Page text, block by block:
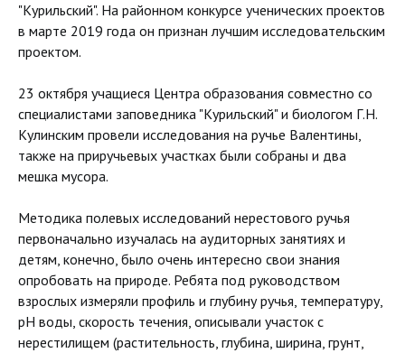
"Курильский". На районном конкурсе ученических проектов
в марте 2019 года он признан лучшим исследовательским
проектом.
23 октября учащиеся Центра образования совместно со
специалистами заповедника "Курильский" и биологом Г.Н.
Кулинским провели исследования на ручье Валентины,
также на приручьевых участках были собраны и два
мешка мусора.
Методика полевых исследований нерестового ручья
первоначально изучалась на аудиторных занятиях и
детям, конечно, было очень интересно свои знания
опробовать на природе. Ребята под руководством
взрослых измеряли профиль и глубину ручья, температуру,
рН воды, скорость течения, описывали участок с
нерестилищем (растительность, глубина, ширина, грунт,